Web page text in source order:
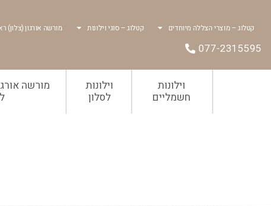
קטלוג – מוצרי הצללה מיוחדים קטלוג – סוגי וילונות מורשה אורגון (צלון)
077-2315595
וילונות
חשמליים
וילונות
לסלון
מורשה